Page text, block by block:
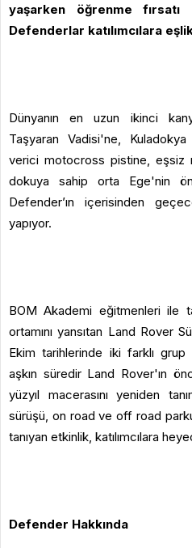
yaşarken öğrenme fırsatı
Defenderlar katılımcılara
Dünyanın en uzun ikinci
Taşyaran Vadisi'ne,
verici motocross pistine, eşsiz
dokuya sahip orta Ege'nin
Defender’ın içerisinden
yapıyor.
BOM Akademi eğitmenleri ile
ortamını yansıtan Land Rover
Ekim tarihlerinde iki farklı grup
aşkın süredir Land Rover'ın
yüzyıl macerasını yeniden
sürüşü, on road ve off road
tanıyan etkinlik, katılımcılara
Defender Hakkında